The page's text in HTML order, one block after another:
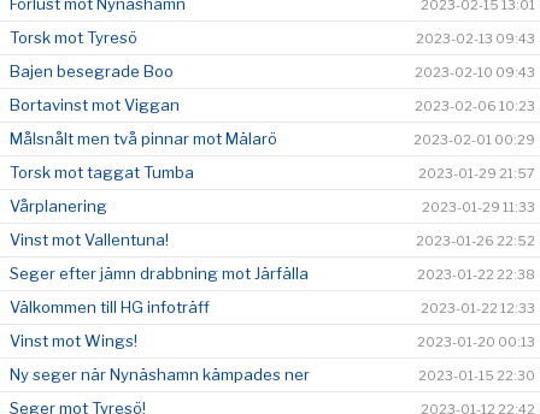
2023-02-15 13:01
Torsk mot Tyresö 2023-02-13 09:43
Bajen besegrade Boo 2023-02-10 09:43
Bortavinst mot Viggan 2023-02-06 10:23
Målsnålt men två pinnar mot Mälarö 2023-02-01 00:29
Torsk mot taggat Tumba 2023-01-29 21:57
Vårplanering 2023-01-29 11:33
Vinst mot Vallentuna! 2023-01-26 22:52
Seger efter jämn drabbning mot Järfälla 2023-01-22 22:38
Välkommen till HG infoträff 2023-01-22 12:33
Vinst mot Wings! 2023-01-20 00:13
Ny seger när Nynäshamn kämpades ner 2023-01-15 22:30
Seger mot Tyresö! 2023-01-12 22:42